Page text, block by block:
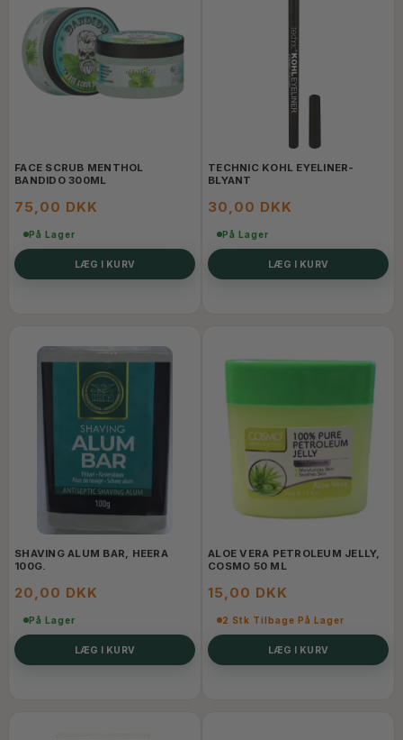
FACE SCRUB MENTHOL
BANDIDO 300ML
75,00 DKK
På Lager
LÆG I KURV
TECHNIC KOHL EYELINER-
BLYANT
30,00 DKK
På Lager
LÆG I KURV
SHAVING ALUM BAR, HEERA
100G.
20,00 DKK
På Lager
LÆG I KURV
ALOE VERA PETROLEUM JELLY,
COSMO 50 ML
15,00 DKK
2 Stk Tilbage På Lager
LÆG I KURV